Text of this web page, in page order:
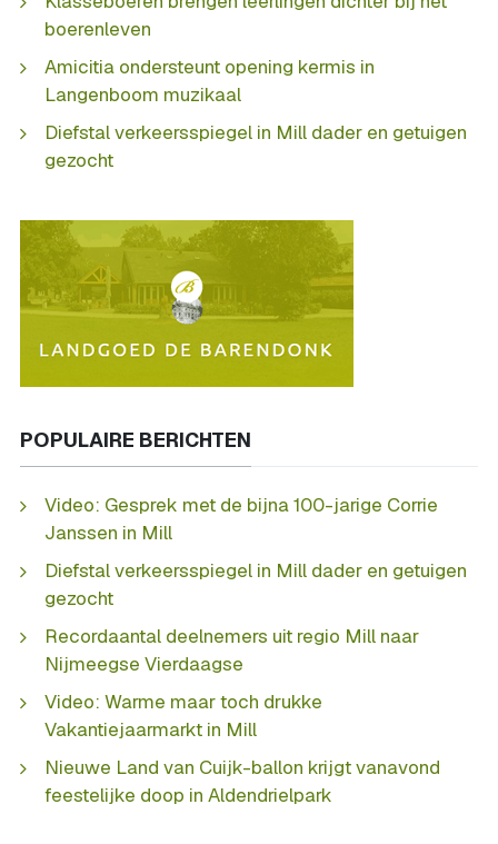
boerenleven
Amicitia ondersteunt opening kermis in
Langenboom muzikaal
Diefstal verkeersspiegel in Mill dader en getuigen
gezocht
POPULAIRE BERICHTEN
Video: Gesprek met de bijna 100-jarige Corrie
Janssen in Mill
Diefstal verkeersspiegel in Mill dader en getuigen
gezocht
Recordaantal deelnemers uit regio Mill naar
Nijmeegse Vierdaagse
Video: Warme maar toch drukke
Vakantiejaarmarkt in Mill
Nieuwe Land van Cuijk-ballon krijgt vanavond
feestelijke doop in Aldendrielpark